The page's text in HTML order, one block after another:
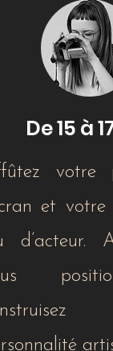
De 15 à
votre
et
d’acteur.